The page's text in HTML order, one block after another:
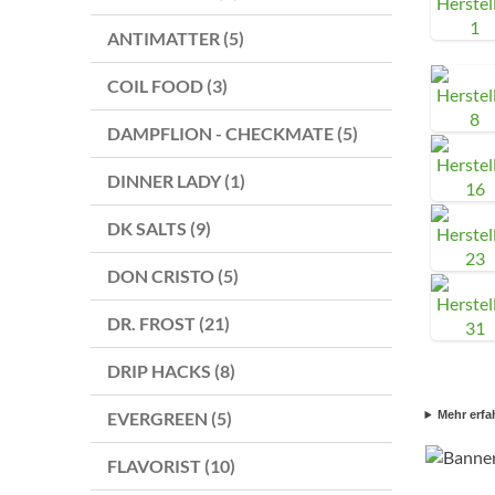
ANTIMATTER (5)
COIL FOOD (3)
DAMPFLION - CHECKMATE (5)
DINNER LADY (1)
DK SALTS (9)
DON CRISTO (5)
DR. FROST (21)
DRIP HACKS (8)
EVERGREEN (5)
FLAVORIST (10)
Mehr